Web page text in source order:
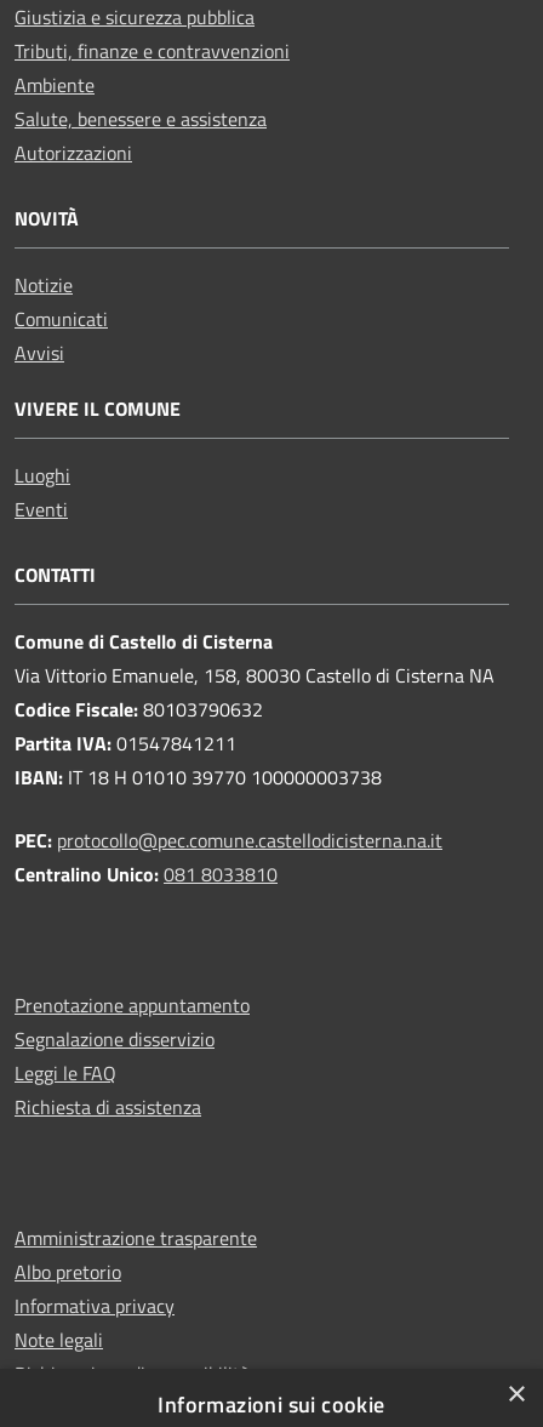
Giustizia e sicurezza pubblica
Tributi, finanze e contravvenzioni
Ambiente
Salute, benessere e assistenza
Autorizzazioni
NOVITÀ
Notizie
Comunicati
Avvisi
VIVERE IL COMUNE
Luoghi
Eventi
CONTATTI
Comune di Castello di Cisterna
Via Vittorio Emanuele, 158, 80030 Castello di Cisterna NA
Codice Fiscale:80103790632
Partita IVA:01547841211
IBAN: IT 18 H 01010 39770 100000003738
PEC: protocollo@pec.comune.castellodicisterna.na.it
Centralino Unico:081 8033810
Prenotazione appuntamento
Segnalazione disservizio
Leggi le FAQ
Richiesta di assistenza
Amministrazione trasparente
Albo pretorio
Informativa privacy
Note legali
Dichiarazione di accessibilità
×
Informazioni sui cookie